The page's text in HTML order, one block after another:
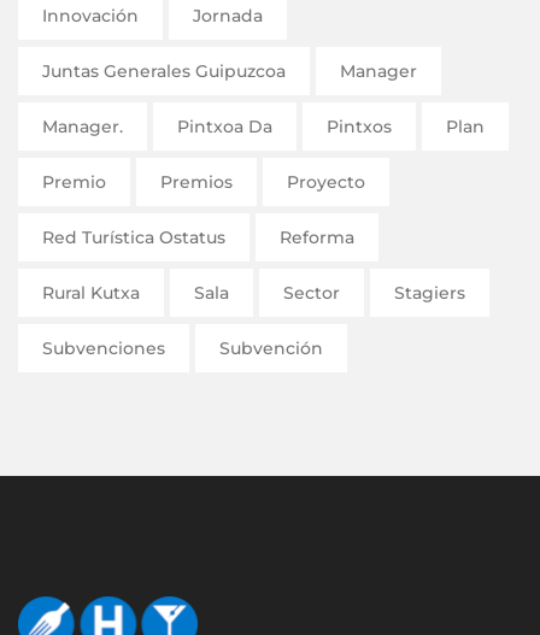
Innovación Jornada
Juntas Generales Guipuzcoa Manager
Manager. Pintxoa Da Pintxos Plan
Premio Premios Proyecto
Red Turística Ostatus Reforma
Rural Kutxa Sala Sector Stagiers
Subvenciones Subvención